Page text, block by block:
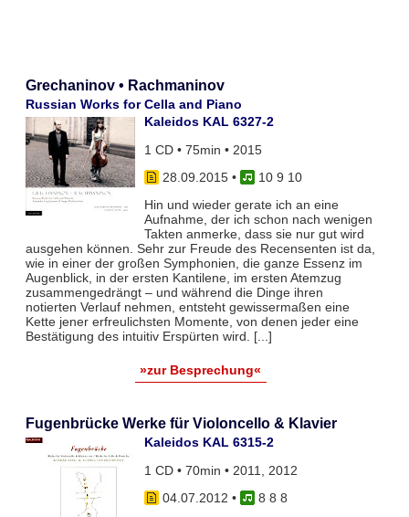
Grechaninov • Rachmaninov
Russian Works for Cella and Piano
Kaleidos KAL 6327-2
1 CD • 75min • 2015
28.09.2015•
10 9 10
Hin und wieder gerate ich an eine
Aufnahme, der ich schon nach wenigen
Takten anmerke, dass sie nur gut wird
ausgehen können. Sehr zur Freude des Recensenten ist da,
wie in einer der großen Symphonien, die ganze Essenz im
Augenblick, in der ersten Kantilene, im ersten Atemzug
zusammengedrängt – und während die Dinge ihren
notierten Verlauf nehmen, entsteht gewissermaßen eine
Kette jener erfreulichsten Momente, von denen jeder eine
Bestätigung des intuitiv Erspürten wird. [...]
»zur Besprechung«
Fugenbrücke Werke für Violoncello & Klavier
Kaleidos KAL 6315-2
1 CD • 70min • 2011, 2012
04.07.2012 •
8 8 8